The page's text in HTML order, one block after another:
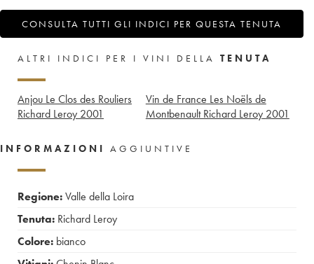
CONSULTA TUTTI GLI INDICI PER QUESTA TENUTA
ALTRI INDICI PER I VINI DELLA TENUTA
Anjou Le Clos des Rouliers
Richard Leroy 2001
Vin de France Les Noëls de
Montbenault Richard Leroy 2001
INFORMAZIONI AGGIUNTIVE
Regione:Valle della Loira
Tenuta: Richard Leroy
Colore: bianco